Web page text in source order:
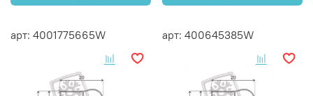
арт: 4001775665W арт: 400645385W